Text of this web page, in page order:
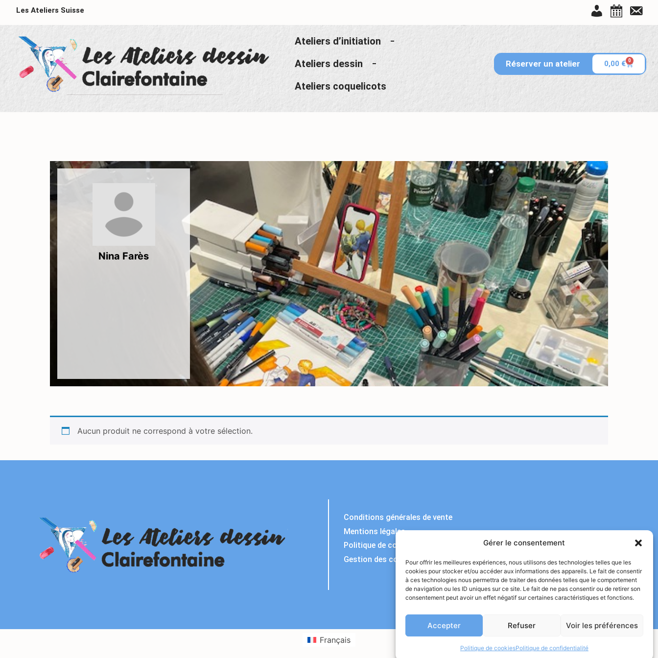
Gérer le consentement
Pour offrir les meilleures expériences, nous utilisons des technologies telles que les
cookies pour stocker et/ou accéder aux informations des appareils. Le fait de consentir
à ces technologies nous permettra de traiter des données telles que le comportement
de navigation ou les ID uniques sur ce site. Le fait de ne pas consentir ou de retirer son
consentement peut avoir un effet négatif sur certaines caractéristiques et fonctions.
Accepter Refuser Voir les préférences
Politique de cookiesPolitique de confidentialité
Les Ateliers Suisse
Tableau de bord
Réservations
Contact
Ateliers d’initiation
Ateliers dessin
Ateliers coquelicots
Réserver un atelier 0,00 € 0
Nina Farès
Aucun produit ne correspond à votre sélection.
Conditions générales de vente
Mentions légales
Politique de confidentialité
Gestion des cookies
Français